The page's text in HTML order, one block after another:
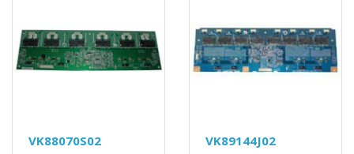
VK88070S02 VK89144J02